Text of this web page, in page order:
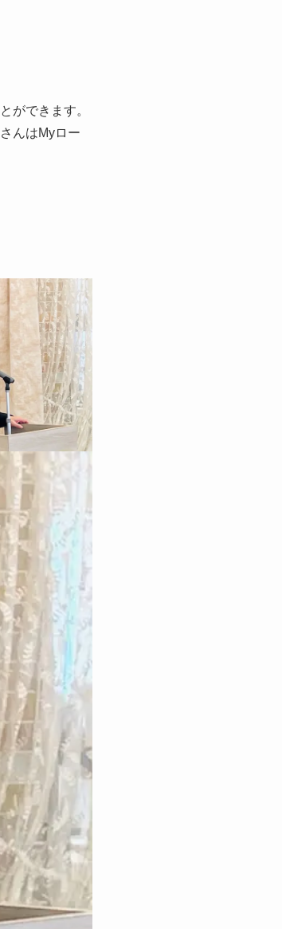
ができます。
んはMyロー